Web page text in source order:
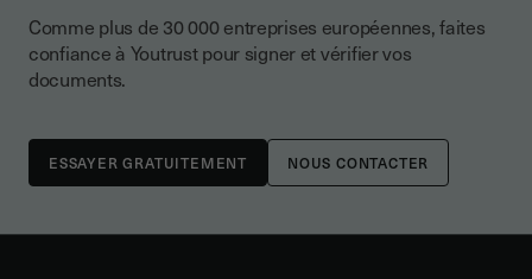
Comme plus de 30 000 entreprises européennes, faites
confiance à Youtrust pour signer et vérifier vos
documents.
NOUS CONTACTER